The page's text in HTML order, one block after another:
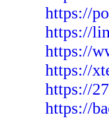
https://
https://
https://
https://
https://
https://